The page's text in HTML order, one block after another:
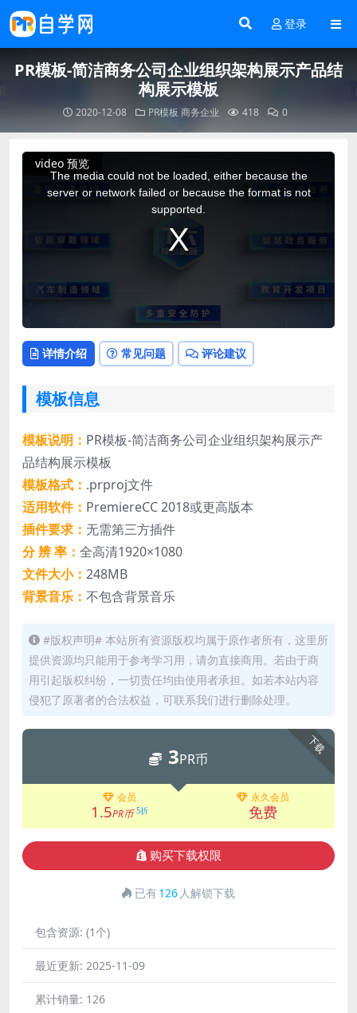
登录
PR模板-简洁商务公司企业组织架构展示产品结
构展示模板
2020-12-08 PR模板 商务企业 418 0
video 预览
This
The media could not be loaded, either because the
server or network failed or because the format is not
supported.
详情介绍 常见问题 评论建议
模板信息
模板说明： PR模板-简洁商务公司企业组织架构展示产
品结构展示模板
模板格式： .prproj文件
适用软件： PremiereCC 2018或更高版本
插件要求： 无需第三方插件
分 辨 率： 全高清1920×1080
文件大小： 248MB
背景音乐： 不包含背景音乐
#版权声明# 本站所有资源版权均属于原作者所有，这里所
提供资源均只能用于参考学习用，请勿直接商用。若由于商
用引起版权纠纷，一切责任均由使用者承担。如若本站内容
侵犯了原著者的合法权益，可联系我们进行删除处理。
下载
3PR币
会员
1.5PR币 5折
永久会员
免费
购买下载权限
已有126 人解锁下载
包含资源: (1个)
最近更新: 2025-11-09
累计销量: 126